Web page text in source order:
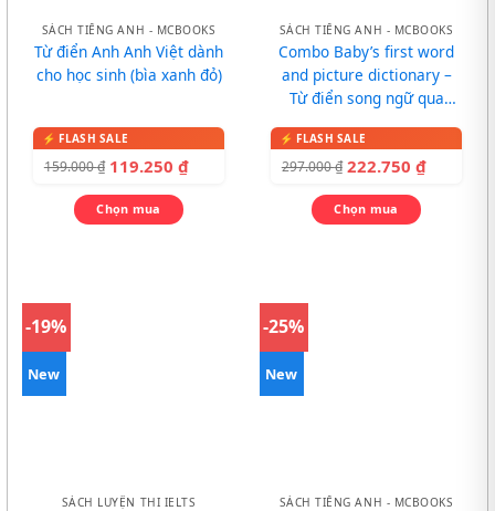
SÁCH TIẾNG ANH - MCBOOKS
Từ điển Anh Anh Việt dành
cho học sinh (bìa xanh đỏ)
159.000₫ 119.250 ₫
Chọn mua
SÁCH TIẾNG ANH - MCBOOKS
Combo Baby’s first word
and picture dictionary –
Từ điển song ngữ qua
297.000₫ 222.750 ₫
Chọn mua
-19%
New
SÁCH LUYỆN THI IELTS
-25%
New
SÁCH TIẾNG ANH - MCBOOKS